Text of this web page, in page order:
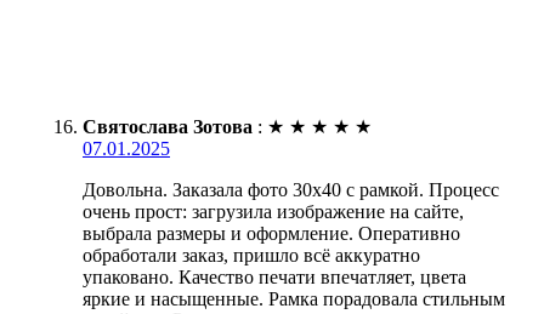
Святослава Зотова : ★ ★ ★ ★ ★
07.01.2025
Довольна. Заказала фото 30х40 с рамкой. Процесс
очень прост: загрузила изображение на сайте,
выбрала размеры и оформление. Оперативно
обработали заказ, пришло всё аккуратно
упаковано. Качество печати впечатляет, цвета
яркие и насыщенные. Рамка порадовала стильным